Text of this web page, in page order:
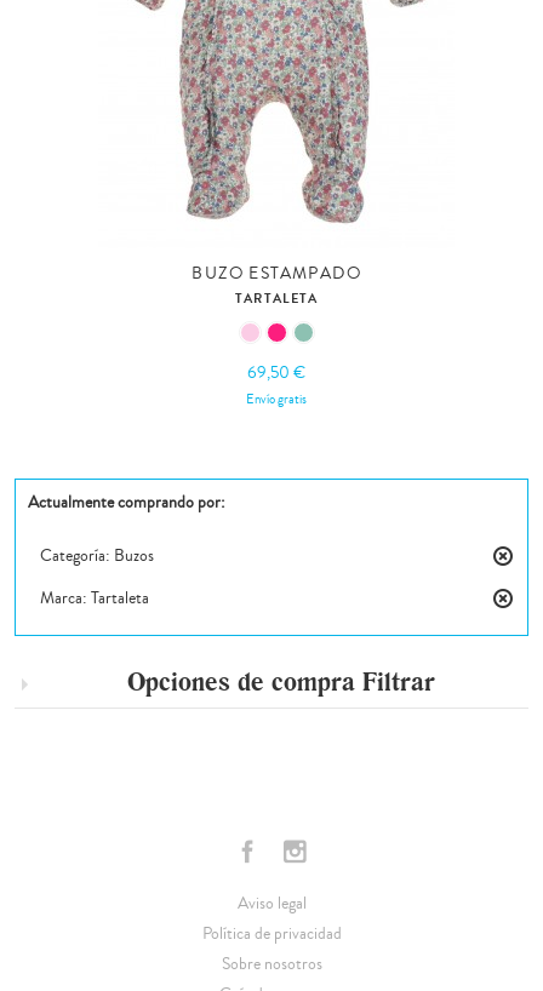
BUZO ESTAMPADO
TARTALETA
69,50 €
Envío gratis
Actualmente comprando por:
este
Categoría: Buzos
este
Marca: Tartaleta
Opciones de compra Filtrar
Aviso legal
Política de privacidad
Sobre nosotros